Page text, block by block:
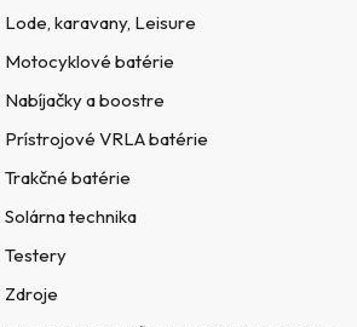
Lode, karavany, Leisure
Motocyklové batérie
Nabíjačky a boostre
Prístrojové VRLA batérie
Trakčné batérie
Solárna technika
Testery
Zdroje